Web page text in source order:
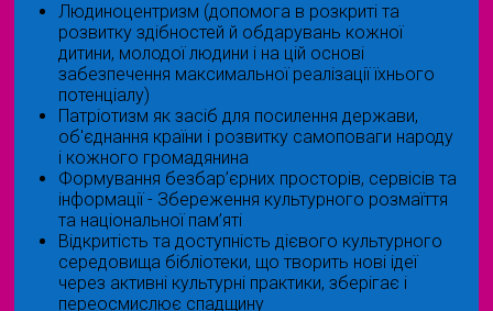
Людиноцентризм (допомога в розкриті та
розвитку здібностей й обдарувань кожної
дитини, молодої людини і на цій основі
забезпечення максимальної реалізації їхнього
потенціалу)
Патріотизм як засіб для посилення держави,
об'єднання країни і розвитку самоповаги народу
і кожного громадянина
Формування безбар’єрних просторів, сервісів та
інформації - Збереження культурного розмаїття
та національної пам’яті
Відкритість та доступність дієвого культурного
середовища бібліотеки, що творить нові ідеї
через активні культурні практики, зберігає і
переосмислює спадщину